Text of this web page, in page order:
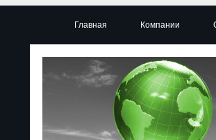
Главная Компании